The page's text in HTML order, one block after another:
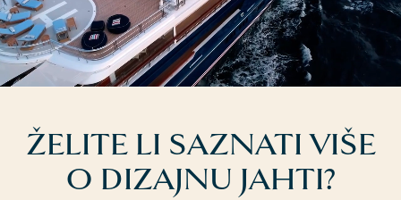
ŽELITE LI SAZNATI VIŠE
O DIZAJNU JAHTI?